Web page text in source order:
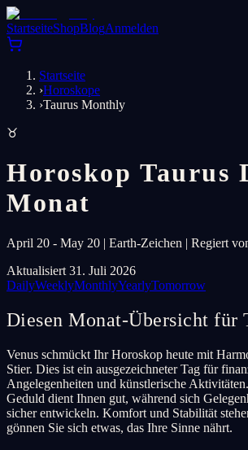
StartseiteShopBlogAnmelden
Startseite
›Horoskope
›Taurus Monthly
♉
Horoskop Taurus
Monat
April 20 - May 20 | Earth-Zeichen | Regiert
Aktualisiert 31. Juli 2026
DailyWeeklyMonthlyYearlyTomorrow
Diesen Monat-Übersicht für
Venus schmückt Ihr Horoskop heute mit
Stier. Dies ist ein ausgezeichneter Tag für
Angelegenheiten und künstlerische
Geduld dient Ihnen gut, während sich
sicher entwickeln. Komfort und Stabilität
gönnen Sie sich etwas, das Ihre Sinne nährt.